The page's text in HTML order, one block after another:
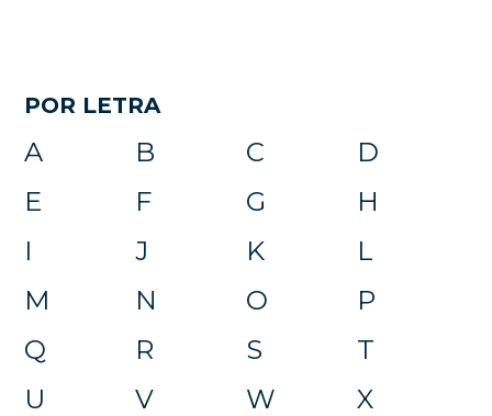
POR LETRA
A B C
D
E
F G
H
I
J K
L
M
N O
P
Q
R S
T
U
V W
X